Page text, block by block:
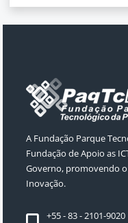
A Fundação Parque
Fundação de Apoio as
Governo, promovendo
Inovação.
+55 - 83 - 2101-9020